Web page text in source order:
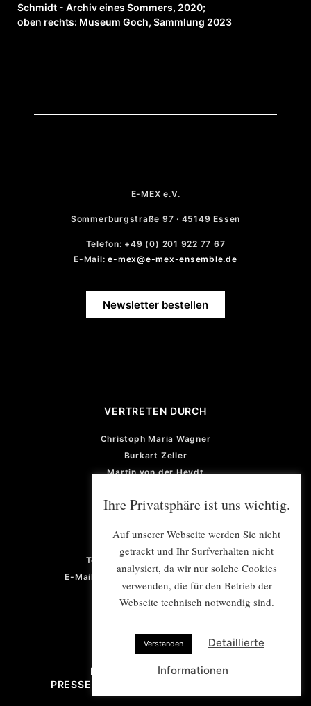
Schmidt - Archiv eines Sommers, 2020;
oben rechts: Museum Goch, Sammlung 2023
E-MEX e.V.
Sommerburgstraße 97 · 45149 Essen
Telefon: +49 (0) 201 922 77 67
E-Mail:e-mex@e-mex-ensemble.de
Newsletter bestellen
VERTRETEN DURCH
Christoph Maria Wagner
Burkart Zeller
Martin von der Heydt
GESCHÄFTSFÜHRUNG
Telefon: +49 (0) 201 922 77 67
E-Mail: violetta.vonderheydt@e-mex.de
PROJEKTMANAGEMENT/
PRESSE- UND ÖFFENTLICHKEITSARBEIT
Ihre Privatsphäre ist uns wichtig.
Auf unserer Webseite werden Sie nicht
getrackt und Ihr Surfverhalten nicht
analysiert, da wir nur solche Cookies
verwenden, die für den Betrieb der
Webseite technisch notwendig sind.
Verstanden Detaillierte
Informationen